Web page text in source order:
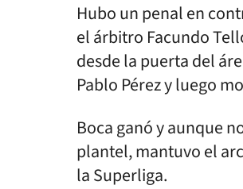
Hubo un penal en
el árbitro Facundo
desde la puerta del
Pablo Pérez y luego
Boca ganó y aunque
plantel, mantuvo el
la Superliga.